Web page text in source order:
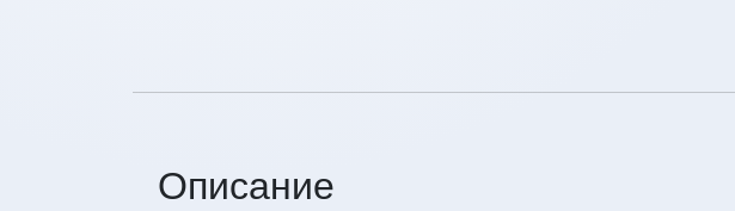
Описание